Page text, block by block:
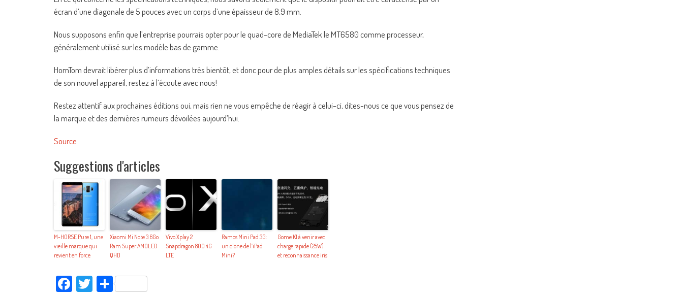
écran d’une diagonale de 5 pouces avec un corps d’une épaisseur de 8,9 mm.
Nous supposons enfin que l’entreprise pourrais opter pour le quad-core de MediaTek le MT6580 comme processeur,
généralement utilisé sur les modèle bas de gamme.
HomTom devrait libérer plus d’informations très bientôt, et donc pour de plus amples détails sur les spécifications techniques
de son nouvel appareil, restez à l’écoute avec nous!
Restez attentif aux prochaines éditions oui, mais rien ne vous empêche de réagir à celui-ci, dites-nous ce que vous pensez de
la marque et des dernières rumeurs dévoilées aujourd’hui.
Source
Suggestions d'articles
M-HORSE Pure 1, une
vieille marque qui
revient en force
Xiaomi Mi Note 3 6Go
Ram Super AMOLED
QHD
Vivo Xplay 2
Snapdragon 800 4G
LTE
Ramos Mini Pad 3G:
un clone de l’iPad
Mini?
Gome K1 à venir avec
charge rapide (25W)
et reconnaissance iris
Facebook
TwitterPartager